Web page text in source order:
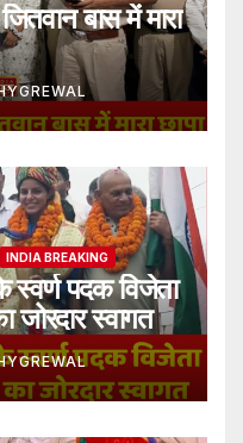
बास में मारा
INDIA BREAKING
पदक विजेता
जोरदार स्वागत